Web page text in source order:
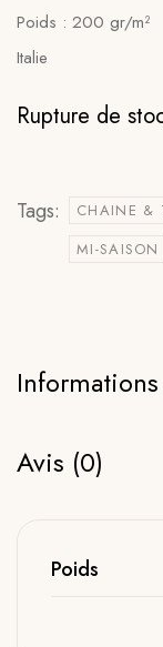
Poids : 200 gr/m²
Italie
Rupture de
Tags: CHAINE &
MI-SAISON
Avis (0)
Poids